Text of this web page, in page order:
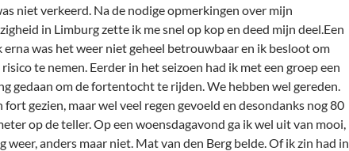
niet verkeerd. Na de nodige opmerkingen over mijn
in Limburg zette ik me snel op kop en deed mijn deel.Een
erna was het weer niet geheel betrouwbaar en ik besloot om
risico te nemen. Eerder in het seizoen had ik met een groep een
gedaan om de fortentocht te rijden. We hebben wel gereden.
fort gezien, maar wel veel regen gevoeld en desondanks nog 80
op de teller. Op een woensdagavond ga ik wel uit van mooi,
weer, anders maar niet. Mat van den Berg belde. Of ik zin had in